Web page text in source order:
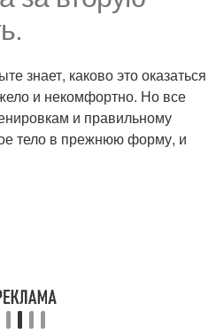
знает, каково это оказаться
и некомфортно. Но все
и правильному
тело в прежнюю форму, и